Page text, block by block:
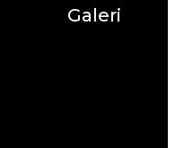
Galeri